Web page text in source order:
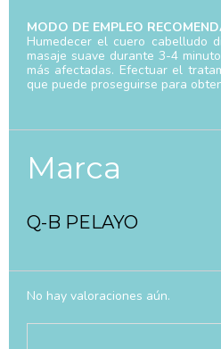
MODO DE EMPLEO
Humedecer el cuero cabelludo
masaje suave durante 3-4
más afectadas. Efectuar el
que puede proseguirse para
Marca
Q-B PELAYO
No hay valoraciones aún.